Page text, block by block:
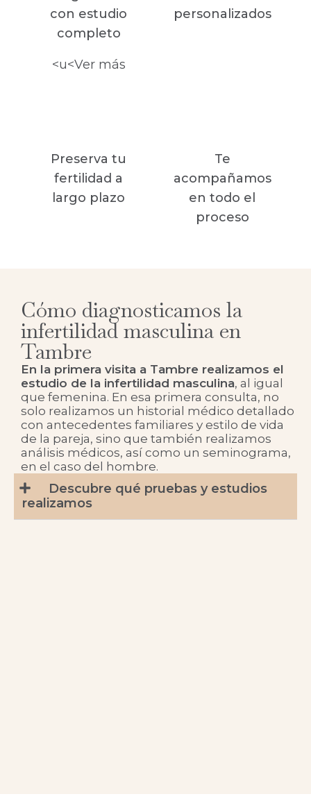
con estudio
completo
<u<Ver más
personalizados
Preserva tu
fertilidad a
largo plazo
Te
acompañamos
en todo el
proceso
Cómo diagnosticamos la
infertilidad masculina en
Tambre
En la primera visita a Tambre realizamos el
estudio de la infertilidad masculina, al igual
que femenina. En esa primera consulta, no
solo realizamos un historial médico detallado
con antecedentes familiares y estilo de vida
de la pareja, sino que también realizamos
análisis médicos, así como un seminograma,
en el caso del hombre.
Descubre qué pruebas y estudios
realizamos